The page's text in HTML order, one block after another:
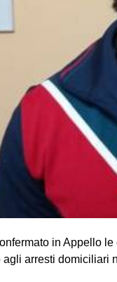
in Appello
arresti